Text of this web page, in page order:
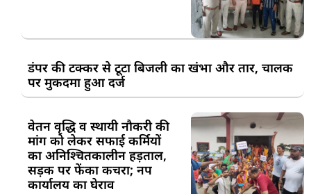
डंपर की टक्कर से टूटा बिजली का खंभा और तार, चालक
पर मुकदमा हुआ दर्ज
वेतन वृद्धि व स्थायी नौकरी की
मांग को लेकर सफाई कर्मियों
का अनिश्चितकालीन हड़ताल,
सड़क पर फेंका कचरा; नप
कार्यालय का घेराव